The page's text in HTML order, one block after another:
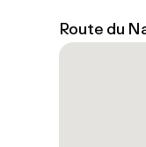
Route du